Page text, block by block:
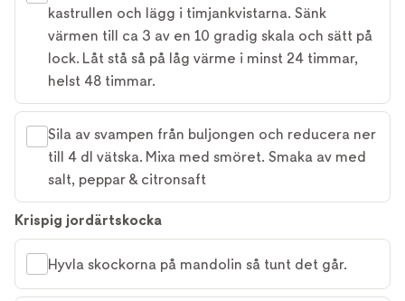
kastrullen och lägg i timjankvistarna. Sänk
värmen till ca 3 av en 10 gradig skala och sätt på
lock. Låt stå så på låg värme i minst 24 timmar,
helst 48 timmar.
Sila av svampen från buljongen och reducera ner
till 4 dl vätska. Mixa med smöret. Smaka av med
salt, peppar & citronsaft
Krispig jordärtskocka
Hyvla skockorna på mandolin så tunt det går.